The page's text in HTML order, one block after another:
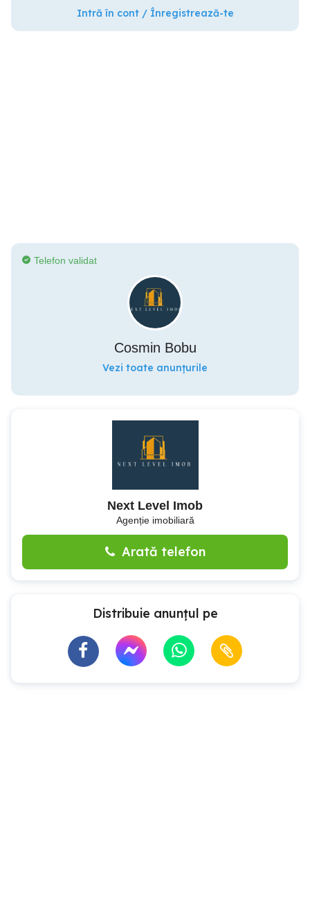
Intră în cont / Înregistrează-te
Telefon validat
Cosmin Bobu
Vezi toate anunțurile
Next Level Imob
Agenție imobiliară
Arată telefon
Distribuie anunțul pe